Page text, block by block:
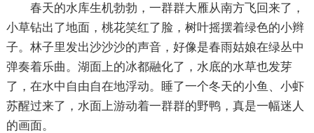
春天的水库生机勃勃，一群群大雁从南方飞回来了，
小草钻出了地面，桃花笑红了脸，树叶摇摆着绿色的小辫
子。林子里发出沙沙沙的声音，好像是春雨姑娘在绿丛中
弹奏着乐曲。湖面上的冰都融化了，水底的水草也发芽
了，在水中自由自在地浮动。睡了一个冬天的小鱼、小虾
苏醒过来了，水面上游动着一群群的野鸭，真是一幅迷人
的画面。